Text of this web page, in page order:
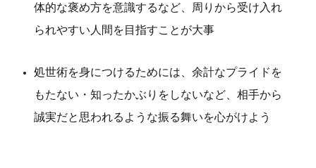
体的な褒め方を意識するなど、周りから受け入れ
られやすい人間を目指すことが大事
処世術を身につけるためには、余計なプライドを
もたない・知ったかぶりをしないなど、相手から
誠実だと思われるような振る舞いを心がけよう